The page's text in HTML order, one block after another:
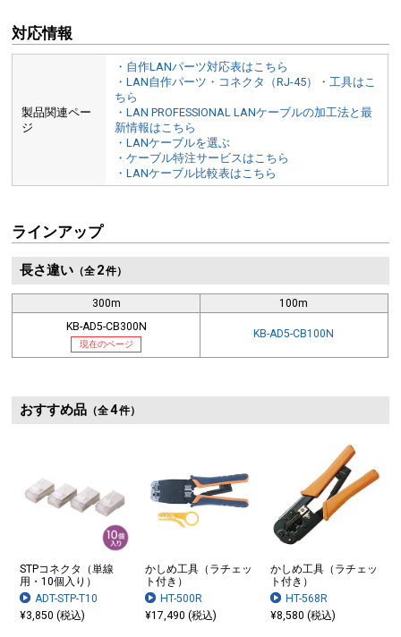
対応情報
製品関連ペー
ジ
・自作LANパーツ対応表はこちら
・LAN自作パーツ・コネクタ（RJ-45）・工具はこ
ちら
・LAN PROFESSIONAL LANケーブルの加工法と最
新情報はこちら
・LANケーブルを選ぶ
・ケーブル特注サービスはこちら
・LANケーブル比較表はこちら
ラインアップ
長さ違い（全 2件）
300m
KB-AD5-CB300N
現在のページ
100m
KB-AD5-CB100N
おすすめ品（全4件）
STPコネクタ（単線
用・10個入り）
ADT-STP-T10
¥3,850 (税込)
かしめ工具（ラチェッ
ト付き）
HT-500R
¥17,490 (税込)
かしめ工具（ラチェッ
ト付き）
HT-568R
¥8,580 (税込)